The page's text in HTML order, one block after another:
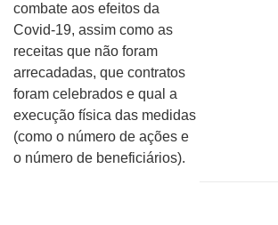
combate aos efeitos da
Covid-19, assim como as
receitas que não foram
arrecadadas, que contratos
foram celebrados e qual a
execução física das medidas
(como o número de ações e
o número de beneficiários).